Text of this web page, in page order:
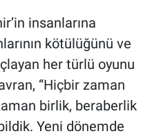
insanlarına
kötülüğünü ve
her türlü oyunu
“Hiçbir zaman
birlik, beraberlik
Yeni dönemde